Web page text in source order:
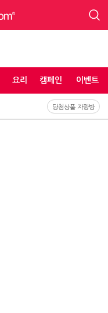
요리 캠페인 이벤트
당첨상품 자랑방